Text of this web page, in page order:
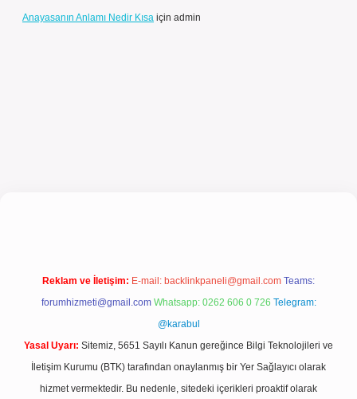
Anayasanın Anlamı Nedir Kısa için admin
Reklam ve İletişim: E-mail: backlinkpaneli@gmail.com Teams:
forumhizmeti@gmail.com Whatsapp: 0262 606 0 726 Telegram:
@karabul
Yasal Uyarı: Sitemiz, 5651 Sayılı Kanun gereğince Bilgi Teknolojileri ve
İletişim Kurumu (BTK) tarafından onaylanmış bir Yer Sağlayıcı olarak
hizmet vermektedir. Bu nedenle, sitedeki içerikleri proaktif olarak